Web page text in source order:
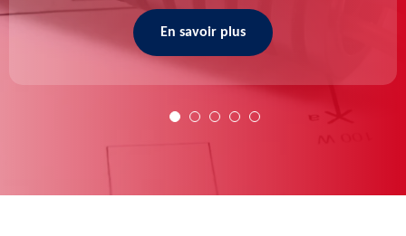
En savoir plus